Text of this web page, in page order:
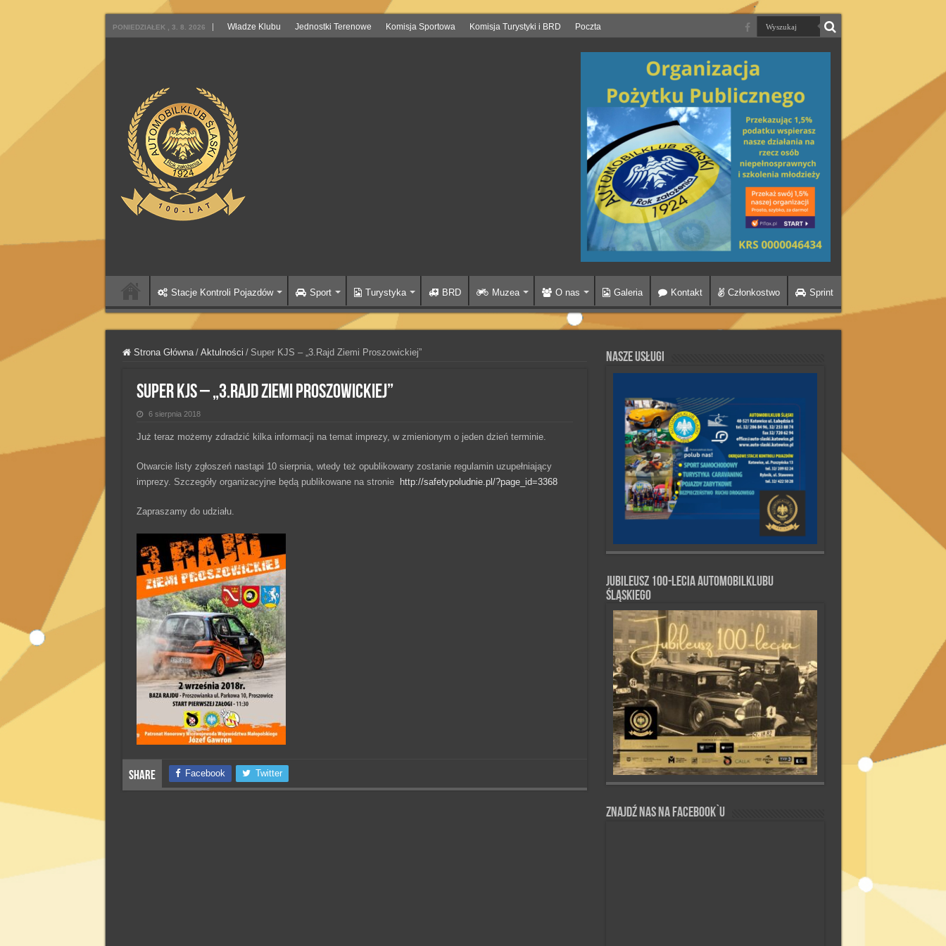
PONIEDZIAŁEK , 3. 8. 2026 Władze Klubu Jednostki Terenowe Komisja Sportowa Komisja Turystyki i BRD Poczta
Stacje Kontroli Pojazdów Sport Turystyka BRD Muzea O nas Galeria Kontakt Członkostwo Sprint
Strona Główna / Aktulności / Super KJS – „3.Rajd Ziemi Proszowickiej”
Super KJS – „3.Rajd Ziemi Proszowickiej”
6 sierpnia 2018
Już teraz możemy zdradzić kilka informacji na temat imprezy, w zmienionym o jeden dzień terminie.
Otwarcie listy zgłoszeń nastąpi 10 sierpnia, wtedy też opublikowany zostanie regulamin uzupełniający
imprezy. Szczegóły organizacyjne będą publikowane na stronie
http://safetypoludnie.pl/?page_id=3368
Zapraszamy do udziału.
Share Facebook Twitter
Nasze Usługi
Jubileusz 100-lecia Automobilklubu
Śląskiego
Znajdź nas na Facebook`u